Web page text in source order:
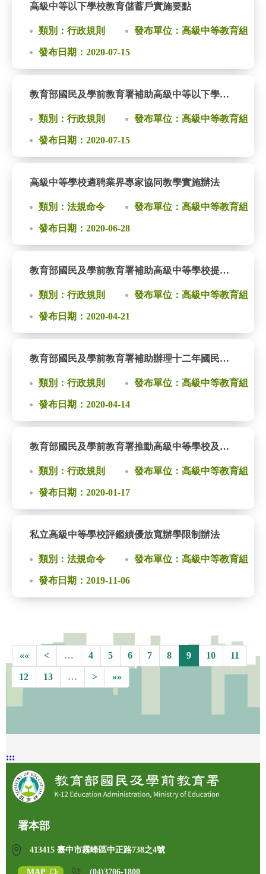
高級中等以下學校教育儲蓄戶實施要點
類別：行政規則 發布單位：高級中等教育組
發布日期：2020-07-15
教育部國民及學前教育署補助高級中等以下學校辦理藝術教育作業要點
類別：行政規則 發布單位：高級中等教育組
發布日期：2020-07-15
高級中等學校遴聘業界專家協同教學實施辦法
類別：法規命令 發布單位：高級中等教育組
發布日期：2020-06-28
教育部國民及學前教育署補助高級中等學校提升學生實習實作能力計畫經費作業要點
類別：行政規則 發布單位：高級中等教育組
發布日期：2020-04-21
教育部國民及學前教育署補助辦理十二年國民基本教育宣導作業要點
類別：行政規則 發布單位：高級中等教育組
發布日期：2020-04-14
教育部國民及學前教育署推動高級中等學校及五專多元入學補助要點
類別：行政規則 發布單位：高級中等教育組
發布日期：2020-01-17
私立高級中等學校評鑑績優放寬辦學限制辦法
類別：法規命令 發布單位：高級中等教育組
發布日期：2019-11-06
«« < … 4 5 6 7 8 9 10 11
12 13 … > »»
:::
署本部
413415 臺中市霧峰區中正路738之4號
MAP (04)3706-1800